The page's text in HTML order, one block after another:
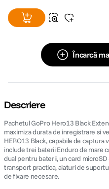
Încarcă
Descriere
Pachetul GoPro Hero13 Black
maximiza durata de inregistrare si
HERO13 Black, capabila de
include trei baterii Enduro de mare
dual pentru baterii, un card microSD
transport practica, alaturi de
de fixare necesare.